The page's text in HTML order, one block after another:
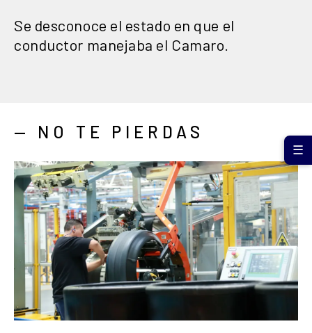
Se desconoce el estado en que el
conductor manejaba el Camaro.
— NO TE PIERDAS
☰